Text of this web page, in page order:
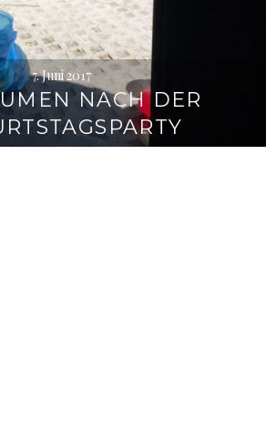
7. Juni 2017
NACH DER